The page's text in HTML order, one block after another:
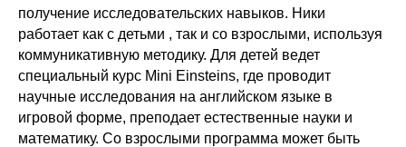
получение исследовательских навыков. Ники
работает как с детьми , так и со взрослыми, используя
коммуникативную методику. Для детей ведет
специальный курс Mini Einsteins, где проводит
научные исследования на английском языке в
игровой форме, преподает естественные науки и
математику. Cо взрослыми программа может быть